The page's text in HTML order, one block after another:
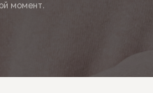
момент.